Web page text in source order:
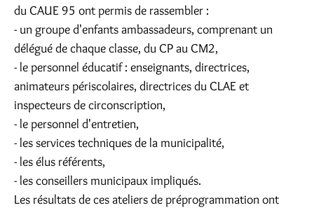
du CAUE 95 ont permis de rassembler :
- un groupe d'enfants ambassadeurs, comprenant un
délégué de chaque classe, du CP au CM2,
- le personnel éducatif : enseignants, directrices,
animateurs périscolaires, directrices du CLAE et
inspecteurs de circonscription,
- le personnel d'entretien,
- les services techniques de la municipalité,
- les élus référents,
- les conseillers municipaux impliqués.
Les résultats de ces ateliers de préprogrammation ont